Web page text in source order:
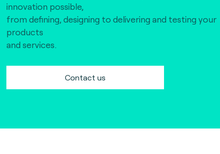
innovation possible,
from defining, designing to delivering and testing your
products
and services.
Contact us